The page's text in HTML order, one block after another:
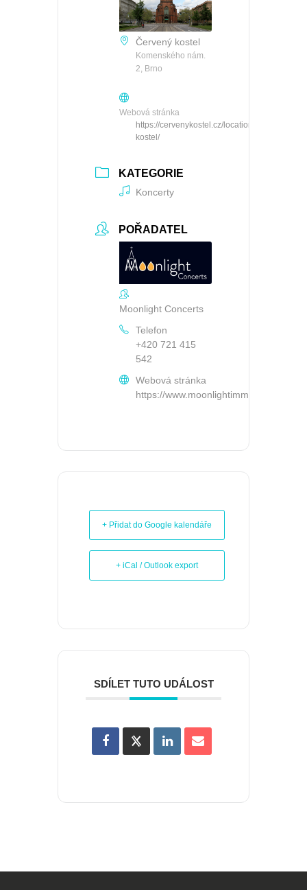
Červený kostel
Komenského nám.
2, Brno
Webová stránka
https://cervenykostel.cz/locations/cerveny-
kostel/
KATEGORIE
Koncerty
POŘADATEL
Moonlight Concerts
Telefon
+420 721 415
542
Webová stránka
https://www.moonlightimmersive.com/
+ Přidat do Google kalendáře
+ iCal / Outlook export
SDÍLET TUTO UDÁLOST